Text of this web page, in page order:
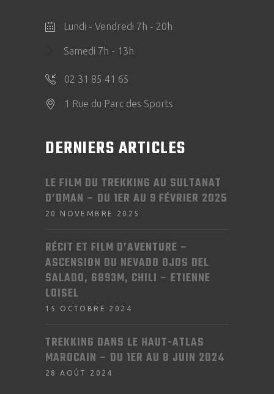
Lundi - Vendredi 7h - 20h
Samedi 7h - 13h
02 31 85 41 65
1 Rue du Parc des Sports
DERNIERS ARTICLES
LE FILM DU TREKKING AU SULTANAT
D’OMAN – DU 1ER AU 9 FÉVRIER 2025
20 NOVEMBRE 2025
RÉCIT ET FILM D’AVENTURE –
ASCENSION DU NEVADO OJOS DEL
SALADO, 6893M, CHILI – ETIENNE
LOISEL
15 OCTOBRE 2024
TREKKING DANS LE HAUT-ATLAS
MAROCAIN – DU 1ER AU 8 JUIN 2024
28 AOÛT 2024